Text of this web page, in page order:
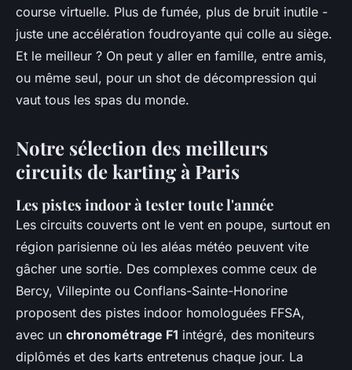
course virtuelle. Plus de fumée, plus de bruit inutile -
juste une accélération foudroyante qui colle au siège.
Et le meilleur ? On peut y aller en famille, entre amis,
ou même seul, pour un shot de décompression qui
vaut tous les spas du monde.
Notre sélection des meilleurs
circuits de karting à Paris
Les pistes indoor à tester toute l'année
Les circuits couverts ont le vent en poupe, surtout en
région parisienne où les aléas météo peuvent vite
gâcher une sortie. Des complexes comme ceux de
Bercy, Villepinte ou Conflans-Sainte-Honorine
proposent des pistes indoor homologuées FFSA,
avec un chronométrage F1 intégré, des moniteurs
diplômés et des karts entretenus chaque jour. La